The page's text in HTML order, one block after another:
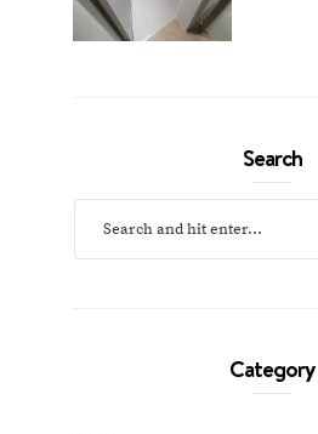
Search
Category